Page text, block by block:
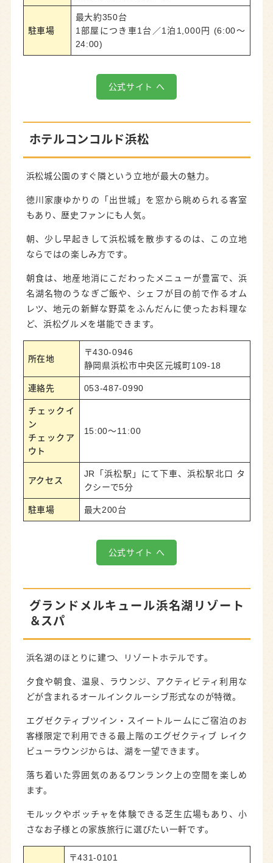
駐車場
最大約350台
1部屋につき車1台／1泊1,000円 (6:00〜
24:00)
公式サイト へ
ホテルコンコルド浜松
浜松城公園のすぐ隣という立地が最大の魅力。
徳川家康ゆかりの「出世城」を窓から眺められる客室
もあり、歴史ファンにも人気。
朝、少し早起きして浜松城を散歩するのは、この立地
ならではの楽しみ方です。
朝食は、地産地消にこだわったメニューが豊富で、浜
名湖名物のうなぎご飯や、シェフが目の前で作るオム
レツ、地元の新鮮な野菜をふんだんに使ったお料理な
ど、浜松グルメを堪能できます。
所在地
〒430-0946
静岡県浜松市中央区元城町109-18
連絡先 053-487-0990
チェックイ
ン
チェックア
ウト
15:00～11:00
アクセス
JR「浜松駅」にて下車、浜松駅北口 タ
クシーで5分
駐車場 最大200台
公式サイト へ
グランドメルキュール浜名湖リゾート
＆スパ
浜名湖のほとりに建つ、リゾートホテルです。
夕食や朝食、温泉、ラウンジ、アクティビティ利用な
どが含まれるオールインクルーシブ形式なのが特徴。
エグゼクティブツイン・スイートルームにご宿泊のお
客様限定で利用できる最上階のエグゼクティブ レイク
ビューラウンジからは、湖を一望できます。
落ち着いた雰囲気のあるワンランク上の空間を楽しめ
ます。
モルックやボッチャを体験できる芝生広場もあり、小
さなお子様との家族旅行に選びたい一軒です。
〒431-0101